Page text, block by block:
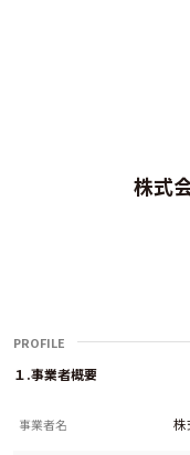
株式
PROFILE
１.事業者概要
事業者名 株